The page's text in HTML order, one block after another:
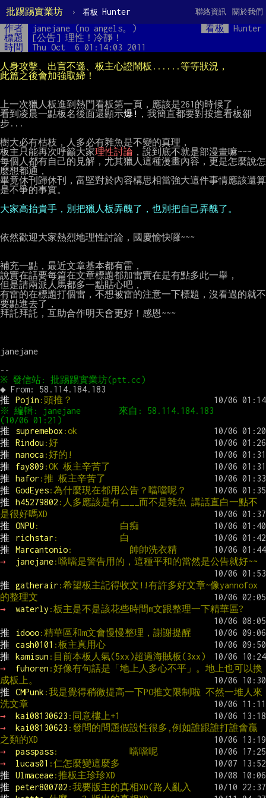
批踢踢實業坊 › 看板 Hunter 關於我們
聯絡資訊
作者 janejane (no angels。) 看板
Hunter
標題
[公告] 理性！冷靜！
時間
Thu Oct  6 01:14:03 2011
此篇之後會加強取締！
上一次獵人板進到熱門看板第一頁，應該是261的時候了，
看到凌晨一點板名後面還顯示爆! ，我簡直都要對按進看板卻
步...
樹大必有枯枝，人多必有雜魚是不變的真理，
板主只能再次呼籲大家理性討論 ，說到底不就是部漫畫嘛~~~
每個人都有自己的見解，尤其獵人這種漫畫內容，更是怎麼說怎
麼想都通，
畢竟休刊歸休刊，富堅對於內容構思相當強大這件事情應該還算
是不爭的事實。
大家高抬貴手，別把獵人板弄醜了，也別把自己弄醜了。
依然歡迎大家熱烈地理性討論，國慶愉快囉~~~
補充一點，最近文章基本都有雷，
說實在話要每篇在文章標題都加雷實在是有點多此一舉，
但是請兩派人馬都多一點貼心吧，
有雷的在標題打個雷，不想被雷的注意一下標題，沒看過的就不
要點進去了，
拜託拜託，互助合作明天會更好！感恩~~~
janejane
推
Pojin :頭推？
※ 編輯: janejane        來自: 58.114.184.183
推
supremebox :ok
推
Rindou :好
推
nanoca :好的!
推
fay809 :OK 板主辛苦了
推
hafor :推 板主辛苦了
推
GodEyes:為什麼現在都用公告？噹噹呢？
推
h45279802 :人多應該是有____而不是雜魚 講話直白一點不
是很好嗎XD
推
ONPU :　　　　　　　　 白痴
推
richstar :             白
推
Marcantonio:            帥帥洗衣精
→
janejane:噹噹是警告用的，這種平和的當然是公告就好~~
推 gatherair :希望板主記得收文!!有許多好文章~像yannofox
的整理文
→
waterly :板主是不是該花些時間m文跟整理一下精華區?
推 idooo:精華區和m文會慢慢整理，謝謝提醒
推
cash0101 :板主真用心
推
kamisun :目前本板人氣(5xx)超過海賊板(3xx)
→
fuhoren :好像有句話是「地上人多心不平」。地上也可以換
成板上。
推
CMPunk :我是覺得稍微提高一下PO推文限制啦 不然一堆人來
洗文章
→
kai08130623 :同意樓上+1
→
kai08130623 :發問的問題假設性很多,例如誰跟誰打誰會贏
之類的XD
→
passpass:               噹噹呢
→
lucas01 :仁怎麼變這麼多
推
Ulmaceae:推板主珍珍XD
推
peter800702 :我要版主的真相XD(路人亂入